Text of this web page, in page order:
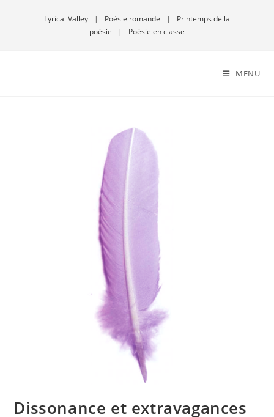
Lyrical Valley | Poésie romande |
Printemps de la
poésie
| Poésie en classe
MENU
Dissonance et extravagances